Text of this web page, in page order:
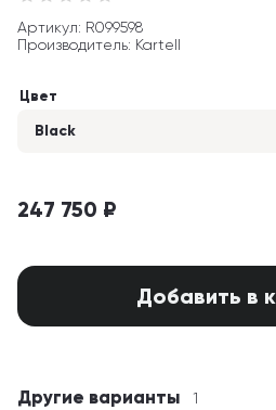
Артикул: R099598
Производитель: Kartell
Цвет
Black
247 750 ₽
Добавить в
Другие варианты 1